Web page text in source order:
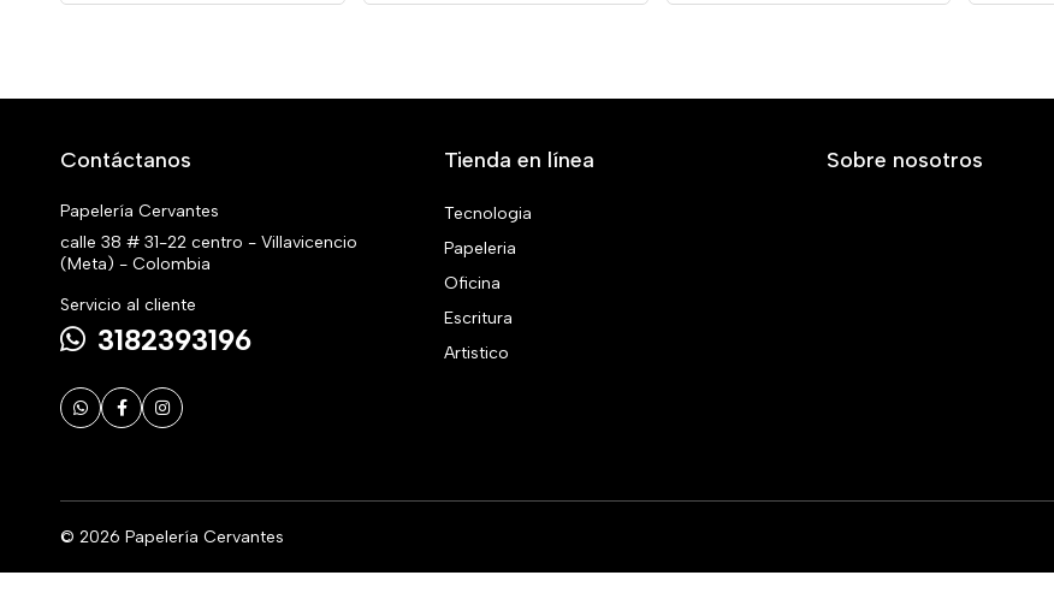
Contáctanos
Papelería Cervantes
calle 38 # 31-22 centro - Villavicencio
(Meta) - Colombia
Servicio al cliente
3182393196
Tienda en línea
Tecnologia
Papeleria
Oficina
Escritura
Artistico
Sobre nosotros
© 2026 Papelería Cervantes